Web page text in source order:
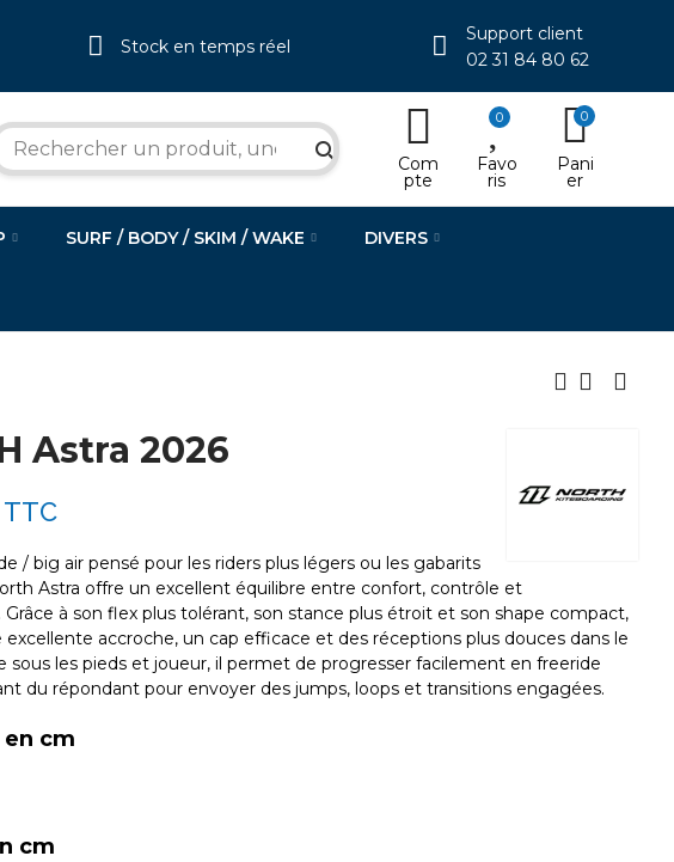
Stock en temps réel
Support client
02 31 84 80 62
search Com
pte
0
Favo
ris
0
Pani
er
SURF / BODY / SKIM / WAKE DIVERS
Astra 2026
TTC
/ big air pensé pour les riders plus légers ou les gabarits
Astra offre un excellent équilibre entre confort, contrôle et
à son flex plus tolérant, son stance plus étroit et son shape compact,
excellente accroche, un cap efficace et des réceptions plus douces dans le
sous les pieds et joueur, il permet de progresser facilement en freeride
du répondant pour envoyer des jumps, loops et transitions engagées.
cm
cm